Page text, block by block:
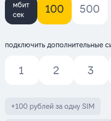
мбит
сек
100 500
подключить дополнительные
1 2 3
+100 рублей за одну SIM